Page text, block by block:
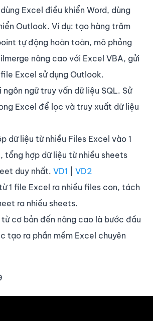
Excel điều khiển Word, dùng
Outlook. Ví dụ: tạo hàng trăm
tự động hoàn toàn, mô phỏng
nâng cao với Excel VBA, gửi
Excel sử dụng Outlook.
ngữ truy vấn dữ liệu SQL. Sử
Excel để lọc và truy xuất dữ liệu
dữ liệu từ nhiều Files Excel vào 1
tổng hợp dữ liệu từ nhiều sheets
duy nhất. VD1
VD2
1 file Excel ra nhiều files con, tách
ra nhiều sheets.
cơ bản đến nâng cao là bước đầu
tạo ra phần mềm Excel chuyên